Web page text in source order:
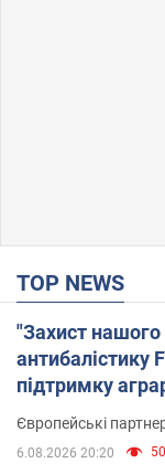
TOP NEWS
"Захист
антибалістику
підтримку
Європейські
6.08.2026 20:20